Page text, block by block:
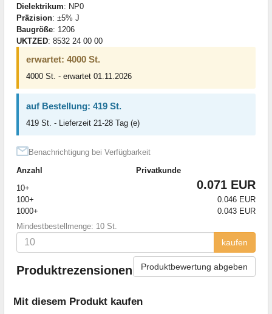
Dielektrikum: NP0
Präzision: ±5% J
Baugröße: 1206
UKTZED: 8532 24 00 00
erwartet: 4000 St.
4000 St. - erwartet 01.11.2026
auf Bestellung: 419 St.
419 St. - Lieferzeit 21-28 Tag (e)
Benachrichtigung bei Verfügbarkeit
Anzahl
Privatkunde
10+
0.071 EUR
100+
0.046 EUR
1000+
0.043 EUR
Mindestbestellmenge: 10 St.
kaufen
Produktrezensionen Produktbewertung abgeben
Mit diesem Produkt kaufen